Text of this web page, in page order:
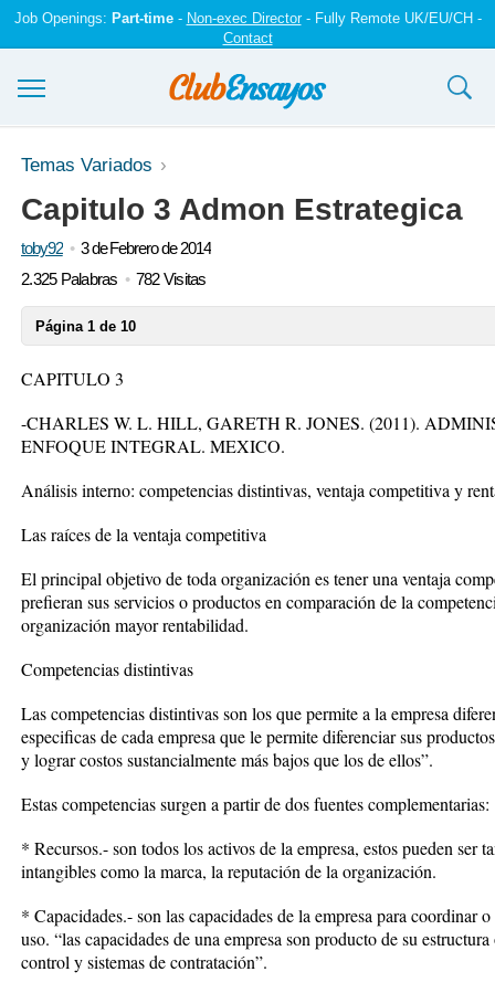
Job Openings: Part-time- Non-exec Director- Fully Remote UK/EU/CH -
Contact
Ensayos y trabajos
Registrarse
Iniciar sesión
Temas Variados
Capitulo 3 Admon Estrategica
toby92
3 de Febrero de 2014
2.325 Palabras
782 Visitas
Página 1 de 10
CAPITULO 3
-CHARLES W. L. HILL, GARETH R. JONES. (2011).
ENFOQUE INTEGRAL. MEXICO.
Análisis interno: competencias distintivas, ventaja competitiva y
Las raíces de la ventaja competitiva
El principal objetivo de toda organización es tener una ventaja
prefieran sus servicios o productos en comparación de la
organización mayor rentabilidad.
Competencias distintivas
Las competencias distintivas son los que permite a la empresa
especificas de cada empresa que le permite diferenciar sus
y lograr costos sustancialmente más bajos que los de ellos”.
Estas competencias surgen a partir de dos fuentes complementarias:
* Recursos.- son todos los activos de la empresa, estos pueden ser
intangibles como la marca, la reputación de la organización.
* Capacidades.- son las capacidades de la empresa para coordinar
uso. “las capacidades de una empresa son producto de su
control y sistemas de contratación”.